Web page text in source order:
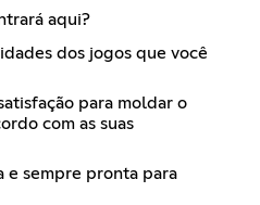
aqui?
dos jogos que você
para moldar o
com as suas
e sempre pronta para